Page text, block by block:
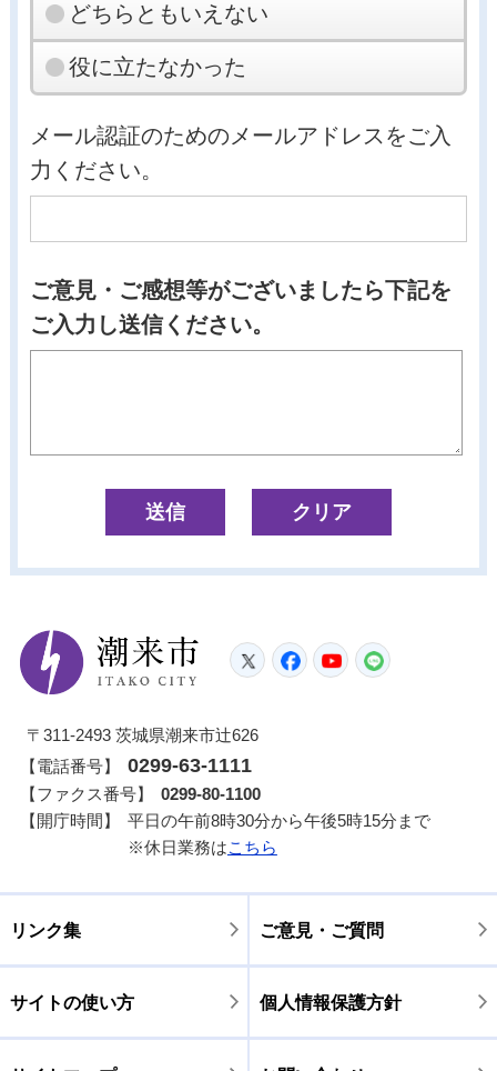
どちらともいえない
役に立たなかった
メール認証のためのメールアドレスをご入
力ください。
ご意見・ご感想等がございましたら下記を
ご入力し送信ください。
潮来市
TwitterFacebook
YouTube
〒311-2493 茨城県潮来市辻626
【電話番号】
0299-63-1111
【ファクス番号】
0299-80-1100
【開庁時間】
平日の午前8時30分から午後5時15分まで
※休日業務はこちら
リンク集 ご意見・ご質問
サイトの使い方 個人情報保護方針